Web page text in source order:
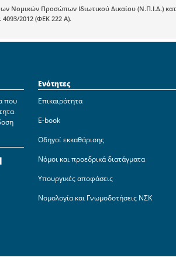
Προσώπων Ιδιωτικού Δικαίου (Ν.Π.Ι.Δ.)
2012 (ΦΕΚ 222 Α).
που
Ενότητες
Επικαιρότητα
E-book
Οδηγοί εκκαθάρισης
Νόμοι και προεδρικά διατάγματα
Υπουργικές αποφάσεις
Νομολογία και Γνωμοδοτήσεις ΝΣΚ